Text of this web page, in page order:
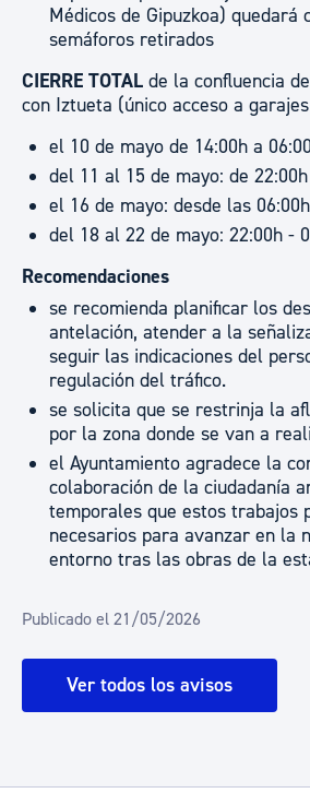
Médicos de Gipuzkoa) quedará
semáforos retirados
CIERRE TOTAL de la confluencia
con Iztueta (único acceso a
el 10 de mayo de 14:00h a
del 11 al 15 de mayo: de
el 16 de mayo: desde las
del 18 al 22 de mayo: 22:00h -
Recomendaciones
se recomienda planificar los
antelación, atender a la
seguir las indicaciones del
regulación del tráfico.
se solicita que se restrinja la
por la zona donde se van a
el Ayuntamiento agradece la
colaboración de la ciudadanía
temporales que estos trabajos
necesarios para avanzar en la
entorno tras las obras de la
Publicado el 21/05/2026
Ver todos los avisos